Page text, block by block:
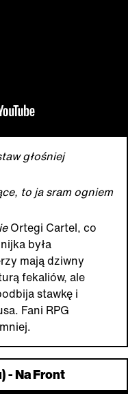
głośniej
to ja sram ogniem
Ortegi Cartel, co
była
mają dziwny
fekaliów, ale
stawkę i
Fani RPG
- Na Front